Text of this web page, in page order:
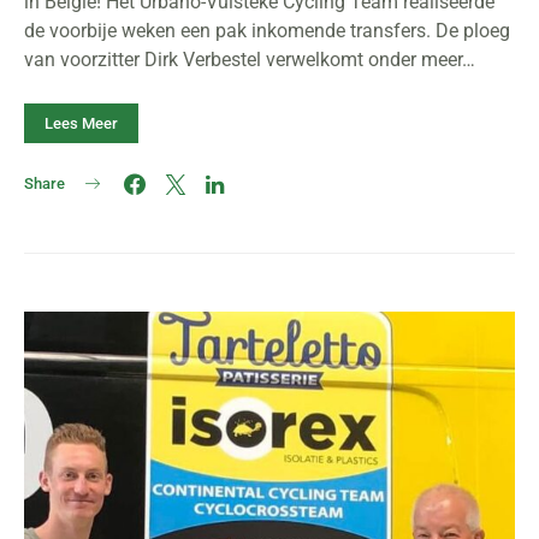
de voorbije weken een pak inkomende transfers. De ploeg
van voorzitter Dirk Verbestel verwelkomt onder meer…
Lees Meer
Share